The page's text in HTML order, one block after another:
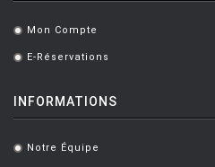
. Mon Compte
. E-Réservations
INFORMATIONS
. Notre Équipe